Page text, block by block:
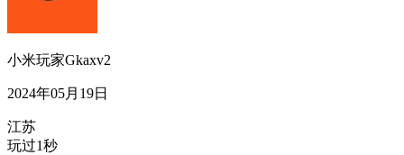
小米玩家Gkaxv2
2024年05月19日
江苏
玩过1秒